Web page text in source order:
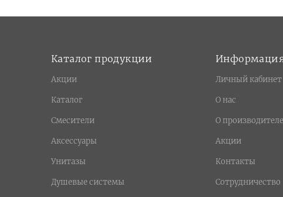
Каталог продукции
Акции
Каталог
Смесители
Аксессуары
Унитазы
Душевые системы
Личный кабинет
О нас
О производителе
Акции
Контакты
Сотрудничество